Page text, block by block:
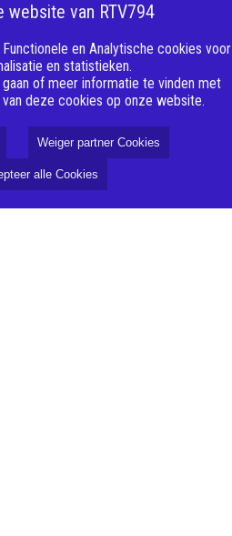
website van RTV794
en Analytische cookies voor
en statistieken.
of meer informatie te vinden met
deze cookies op onze website.
Weiger partner Cookies
alle Cookies